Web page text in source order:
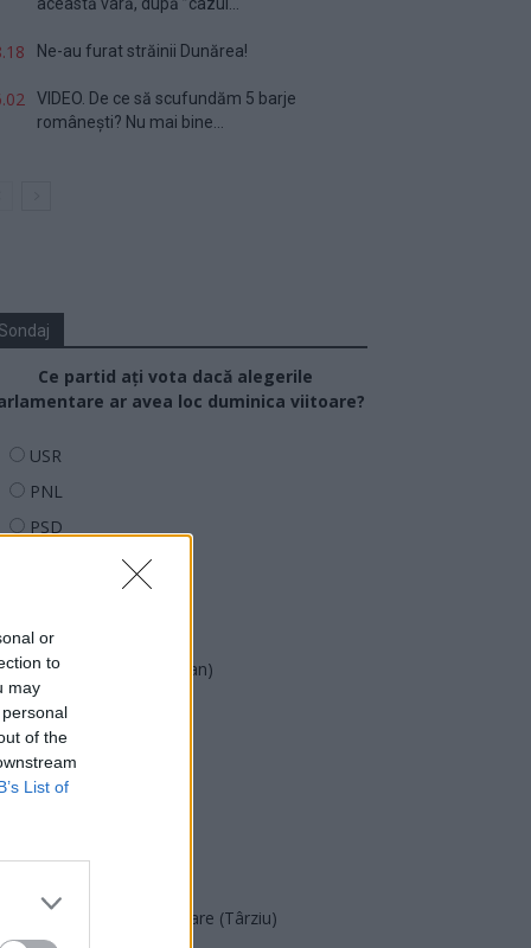
or
to
may
of the
List of
Ne-au furat străinii Dunărea!
VIDEO. De ce să scufundăm 5 barje
românești? Nu mai bine...
Ce partid ați vota dacă alegerile
ar avea loc duminica viitoare?
USR
PNL
PSD
PMP (Tomac)
Forța Dreptei (L. Orban)
PNȚMM
REPER
SENS
Acțiunea Conservatoare (Târziu)